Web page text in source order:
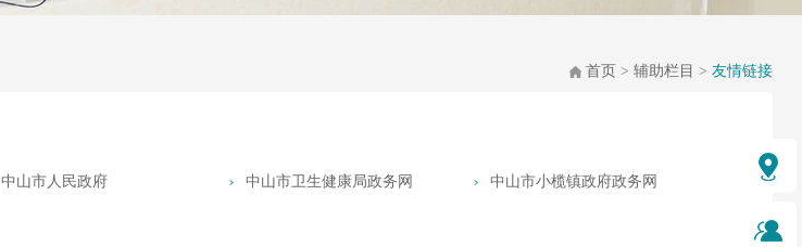
首页 > 辅助栏目 > 友情链接
中山市人民政府 中山市卫生健康局政务网 中山市小榄镇政府政务网